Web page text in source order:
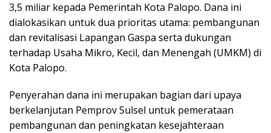
3,5 miliar kepada Pemerintah Kota Palopo. Dana ini
dialokasikan untuk dua prioritas utama: pembangunan
dan revitalisasi Lapangan Gaspa serta dukungan
terhadap Usaha Mikro, Kecil, dan Menengah (UMKM) di
Kota Palopo.
Penyerahan dana ini merupakan bagian dari upaya
berkelanjutan Pemprov Sulsel untuk pemerataan
pembangunan dan peningkatan kesejahteraan